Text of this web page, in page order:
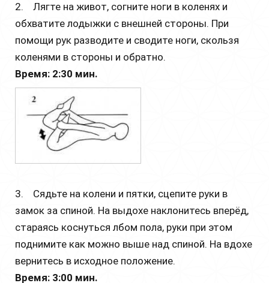
2. Лягте на живот, согните ноги в коленях и
обхватите лодыжки с внешней стороны. При
помощи рук разводите и сводите ноги, скользя
коленями в стороны и обратно.
Время: 2:30 мин.
3. Сядьте на колени и пятки, сцепите руки в
замок за спиной. На выдохе наклонитесь вперёд,
стараясь коснуться лбом пола, руки при этом
поднимите как можно выше над спиной. На вдохе
вернитесь в исходное положение.
Время: 3:00 мин.